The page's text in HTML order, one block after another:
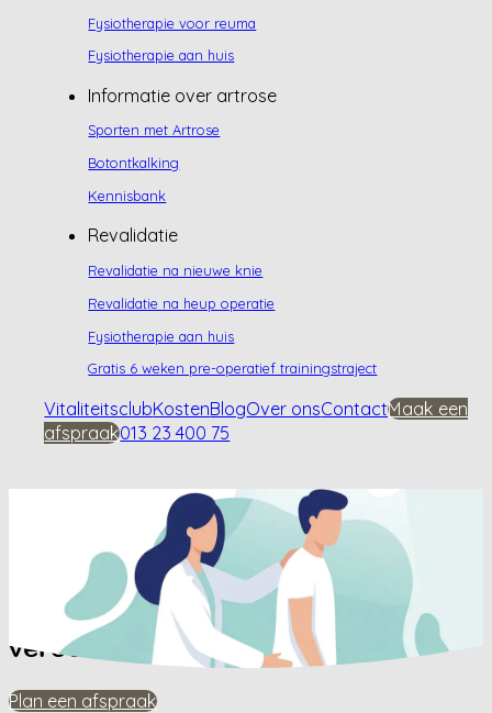
Fysiotherapie voor reuma
Fysiotherapie aan huis
Informatie over artrose
Sporten met Artrose
Botontkalking
Kennisbank
Revalidatie
Revalidatie na nieuwe knie
Revalidatie na heup operatie
Fysiotherapie aan huis
Gratis 6 weken pre-operatief trainingstraject
VitaliteitsclubKostenBlogOver onsContactMaak een
afspraak013 23 400 75
Kennisbank/
Kan heupartrose rugpijn
veroorzaken?
Kan heupartrose rugpijn
veroorzaken?
Plan een afspraak